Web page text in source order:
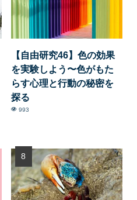
【自由研究46】色の効果
を実験しよう〜色がもた
らす心理と行動の秘密を
探る
993